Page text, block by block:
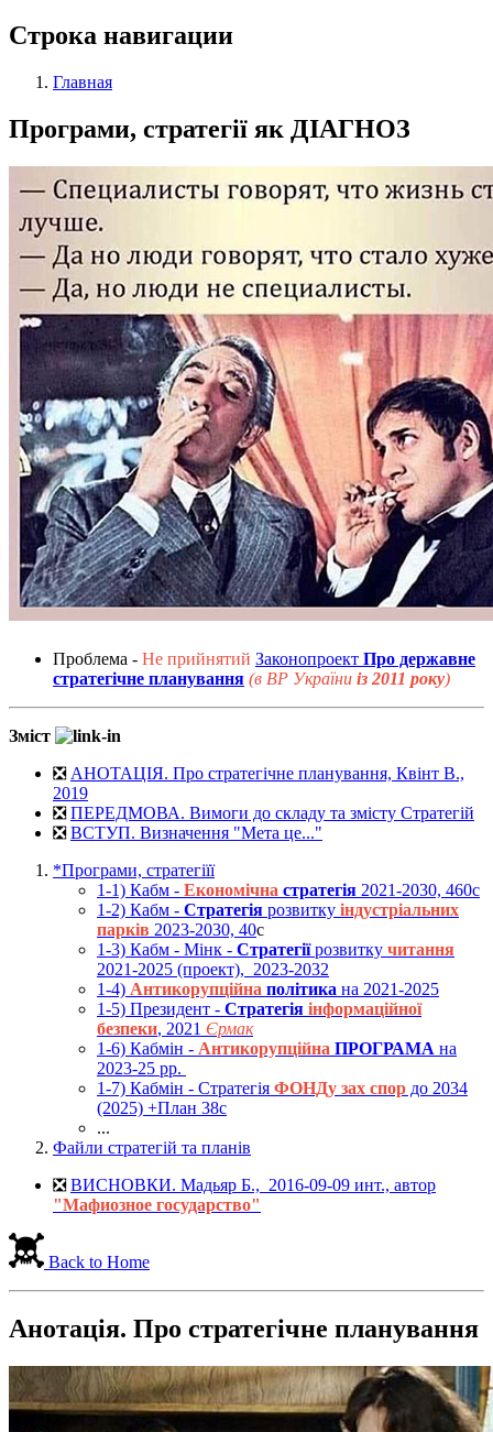
Строка навигации
Главная
Програми, стратегії як ДІАГНОЗ
Проблема - Не прийнятий Законопроект Про державне
стратегічне планування (в ВР України із 2011 року)
Зміст
❎ АНОТАЦІЯ. Про стратегічне планування, Квінт В.,
2019
❎ ПЕРЕДМОВА. Вимоги до складу та змісту Стратегій
❎ ВСТУП. Визначення "Мета це..."
*Програми, стратегіїї
1-1) Кабм - Економічна стратегія 2021-2030, 460с
1-2) Кабм - Стратегія розвитку індустріальних
парків 2023-2030, 40с
1-3) Кабм - Мінк - Cтратегіїрозвитку читання
2021-2025 (проект), 2023-2032
1-4) Антикорупційна політика на 2021-2025
1-5) Президент - Стратегія інформаційної
безпеки, 2021 Єрмак
1-6) Кабмін - Антикорупційна ПРОГРАМА на
2023-25 рр.
1-7) Кабмін - Стратегія ФОНДу зах спор до 2034
(2025) +План 38c
...
Файли стратегій та планів
❎ ВИСНОВКИ. Мадьяр Б., 2016-09-09 инт., автор
"Мафиозное государство"
Back to Home
Анотація. Про стратегічне планування